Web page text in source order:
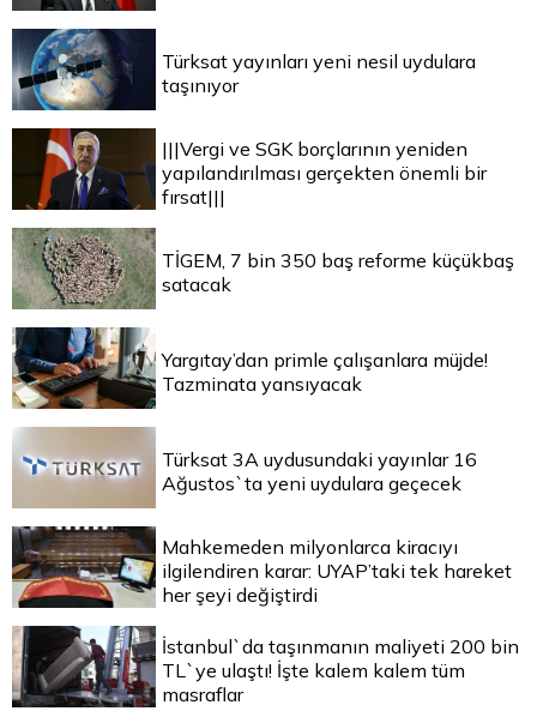
Türksat yayınları yeni nesil uydulara
taşınıyor
|||Vergi ve SGK borçlarının yeniden
yapılandırılması gerçekten önemli bir
fırsat|||
TİGEM, 7 bin 350 baş reforme küçükbaş
satacak
Yargıtay’dan primle çalışanlara müjde!
Tazminata yansıyacak
Türksat 3A uydusundaki yayınlar 16
Ağustos`ta yeni uydulara geçecek
Mahkemeden milyonlarca kiracıyı
ilgilendiren karar: UYAP’taki tek hareket
her şeyi değiştirdi
İstanbul`da taşınmanın maliyeti 200 bin
TL`ye ulaştı! İşte kalem kalem tüm
masraflar